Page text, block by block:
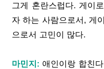
그게 혼란스럽다. 게이
자 하는 사람으로서, 게
으로서 고민이 많다.
마민지: 애인이랑 합친